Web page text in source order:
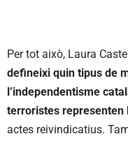
Per tot això, Laura
defineixi quin tipus de
l’independentisme
terroristes representen
actes reivindicatius.